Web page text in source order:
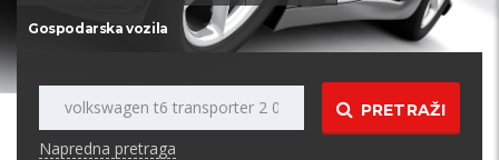
Gospodarska vozila
PRETRAŽI
Napredna pretraga